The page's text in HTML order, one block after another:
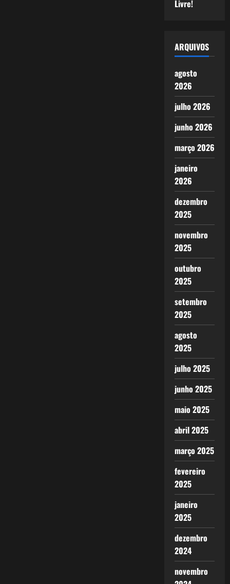
Livre!
ARQUIVOS
agosto
2026
julho 2026
junho 2026
março 2026
janeiro
2026
dezembro
2025
novembro
2025
outubro
2025
setembro
2025
agosto
2025
julho 2025
junho 2025
maio 2025
abril 2025
março 2025
fevereiro
2025
janeiro
2025
dezembro
2024
novembro